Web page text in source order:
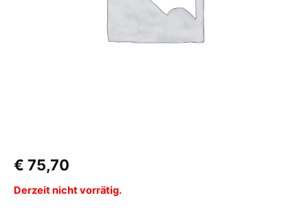
€ 75,70
Derzeit nicht vorrätig.